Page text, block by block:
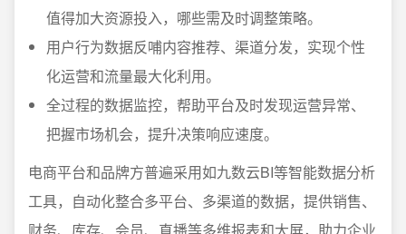
值得加大资源投入，哪些需及时调整策略。
用户行为数据反哺内容推荐、渠道分发，实现个性
化运营和流量最大化利用。
全过程的数据监控，帮助平台及时发现运营异常、
把握市场机会，提升决策响应速度。
电商平台和品牌方普遍采用如九数云BI等智能数据分析
工具，自动化整合多平台、多渠道的数据，提供销售、